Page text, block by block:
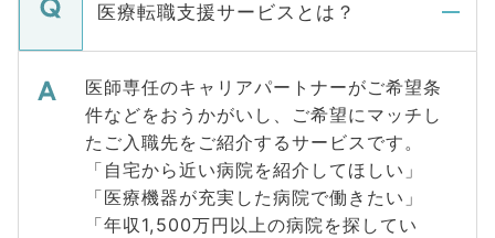
医療転職支援サービスとは？
医師専任のキャリアパートナーがご希望条
件などをおうかがいし、ご希望にマッチし
たご入職先をご紹介するサービスです。
「自宅から近い病院を紹介してほしい」
「医療機器が充実した病院で働きたい」
「年収1,500万円以上の病院を探してい